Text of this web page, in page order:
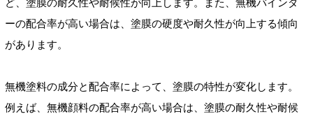
ーの配合率が高い場合は、塗膜の硬度や耐久性が向上する傾向
があります。
無機塗料の成分と配合率によって、塗膜の特性が変化します。
例えば、無機顔料の配合率が高い場合は、塗膜の耐久性や耐候